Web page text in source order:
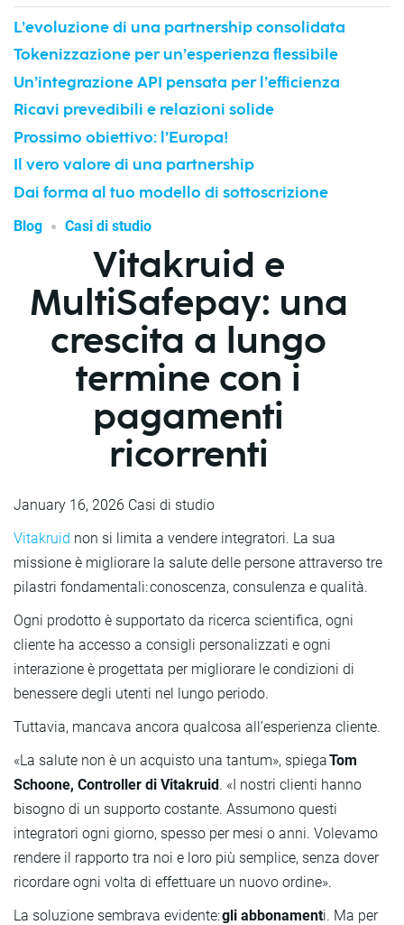
L’evoluzione di una partnership consolidata
Tokenizzazione per un’esperienza flessibile
Un’integrazione API pensata per l’efficienza
Ricavi prevedibili e relazioni solide
Prossimo obiettivo: l’Europa!
Il vero valore di una partnership
Dai forma al tuo modello di sottoscrizione
Blog Casi di studio
Vitakruid e
MultiSafepay: una
crescita a lungo
termine con i
pagamenti
ricorrenti
January 16, 2026 Casi di studio
Vitakruid non si limita a vendere integratori. La sua
missione è migliorare la salute delle persone attraverso tre
pilastri fondamentali: conoscenza, consulenza e qualità.
Ogni prodotto è supportato da ricerca scientifica, ogni
cliente ha accesso a consigli personalizzati e ogni
interazione è progettata per migliorare le condizioni di
benessere degli utenti nel lungo periodo.
Tuttavia, mancava ancora qualcosa all’esperienza cliente.
«La salute non è un acquisto una tantum», spiegaTom
Schoone, Controller di Vitakruid. «I nostri clienti hanno
bisogno di un supporto costante. Assumono questi
integratori ogni giorno, spesso per mesi o anni. Volevamo
rendere il rapporto tra noi e loro più semplice, senza dover
ricordare ogni volta di effettuare un nuovo ordine».
La soluzione sembrava evidente:gli abbonamenti. Ma per